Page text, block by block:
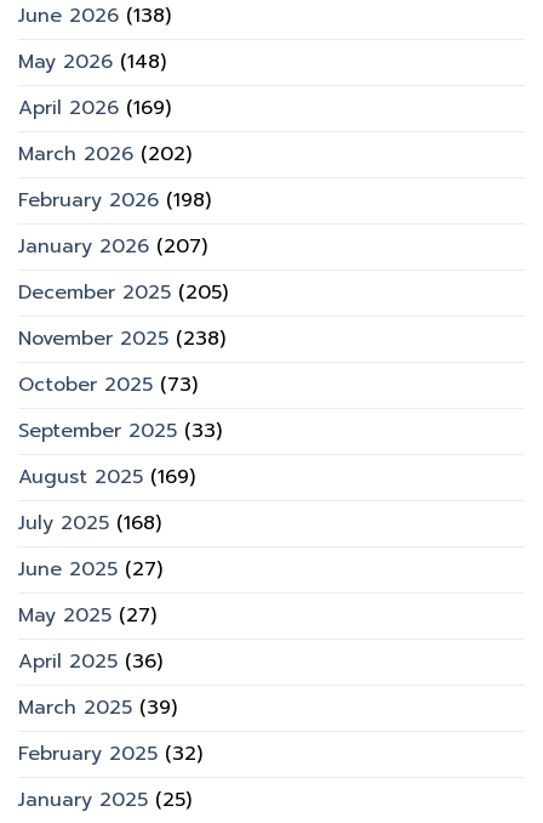
June 2026 (138)
May 2026 (148)
April 2026 (169)
March 2026 (202)
February 2026 (198)
January 2026 (207)
December 2025 (205)
November 2025 (238)
October 2025 (73)
September 2025 (33)
August 2025 (169)
July 2025 (168)
June 2025 (27)
May 2025 (27)
April 2025 (36)
March 2025 (39)
February 2025 (32)
January 2025 (25)